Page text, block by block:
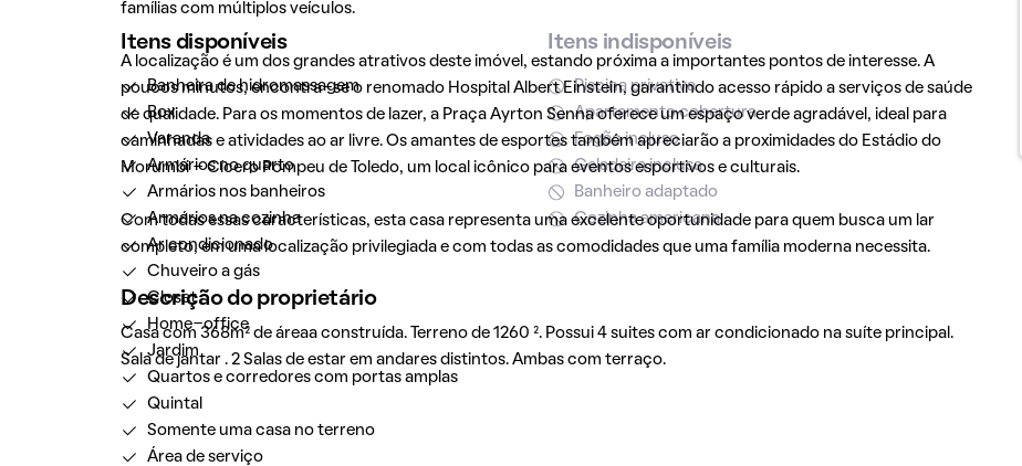
famílias com múltiplos veículos.
A localização é um dos grandes atrativos deste imóvel, estando próxima a importantes pontos de interesse. A
poucos minutos, encontra-se o renomado Hospital Albert Einstein, garantindo acesso rápido a serviços de saúde
de qualidade. Para os momentos de lazer, a Praça Ayrton Senna oferece um espaço verde agradável, ideal para
caminhadas e atividades ao ar livre. Os amantes de esportes também apreciarão a proximidades do Estádio do
Morumbi - Cícero Pompeu de Toledo, um local icônico para eventos esportivos e culturais.
Com todas essas características, esta casa representa uma excelente oportunidade para quem busca um lar
completo, em uma localização privilegiada e com todas as comodidades que uma família moderna necessita.
Descrição do proprietário
Casa com 368m² de áreaa construída. Terreno de 1260 ². Possui 4 suites com ar condicionado na suíte principal.
Sala de jantar . 2 Salas de estar em andares distintos. Ambas com terraço.
Itens disponíveis
Banheira de hidromassagem
Box
Varanda
Armários no quarto
Armários nos banheiros
Armários na cozinha
Ar condicionado
Chuveiro a gás
Closet
Home-office
Jardim
Quartos e corredores com portas amplas
Quintal
Somente uma casa no terreno
Área de serviço
Itens indisponíveis
Piscina privativa
Apartamento cobertura
Fogão incluso
Geladeira inclusa
Banheiro adaptado
Cozinha americana